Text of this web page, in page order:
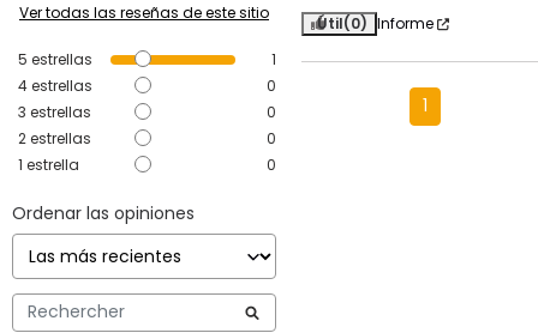
Ver todas las reseñas de este sitio
5 estrellas
1
4estrellas
0
3 estrellas
0
2estrellas
0
1 estrella 0
Ordenar las opiniones
Útil(0) Informe
1